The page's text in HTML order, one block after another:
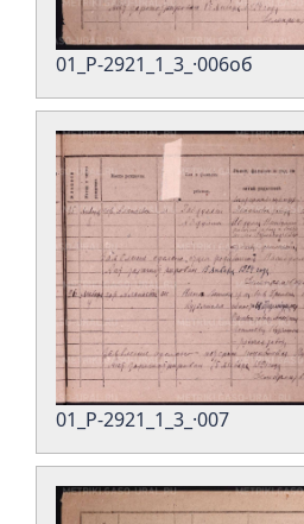
01_Р-2921_1_3_·006об
01_Р-2921_1_3_·007